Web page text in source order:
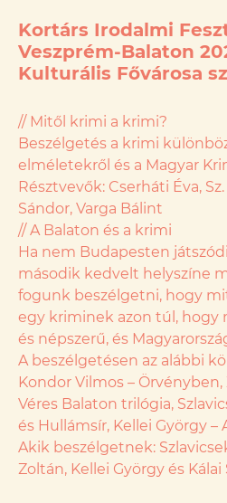
Kortárs Irodalmi
Veszprém-Balaton
Kulturális Fővárosa
// Mitől krimi a krimi?
Beszélgetés a krimi
elméletekről és a Magyar
Résztvevők: Cserháti Éva,
Sándor, Varga Bálint
// A Balaton és a krimi
Ha nem Budapesten
második kedvelt helyszíne
fogunk beszélgetni, hogy
egy kriminek azon túl, hogy
és népszerű, és
A beszélgetésen az alábbi
Kondor Vilmos – Örvényben,
Véres Balaton trilógia,
és Hullámsír, Kellei György –
Akik beszélgetnek:
Zoltán, Kellei György és Kálai